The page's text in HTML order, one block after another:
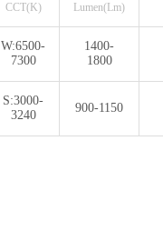
CCT(K) Lumen(Lm)
W:6500-
7300
1400-
1800
S:3000-
3240
900-1150